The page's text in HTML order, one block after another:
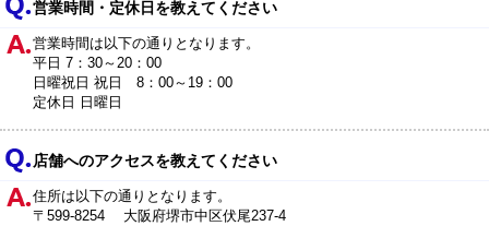
営業時間・定休日を教えてください
営業時間は以下の通りとなります。
平日 7：30～20：00
日曜祝日 祝日 8：00～19：00
定休日 日曜日
店舗へのアクセスを教えてください
住所は以下の通りとなります。
〒599-8254 大阪府堺市中区伏尾237-4